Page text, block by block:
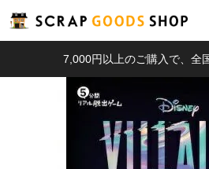
7,000円以上のご購入で、全